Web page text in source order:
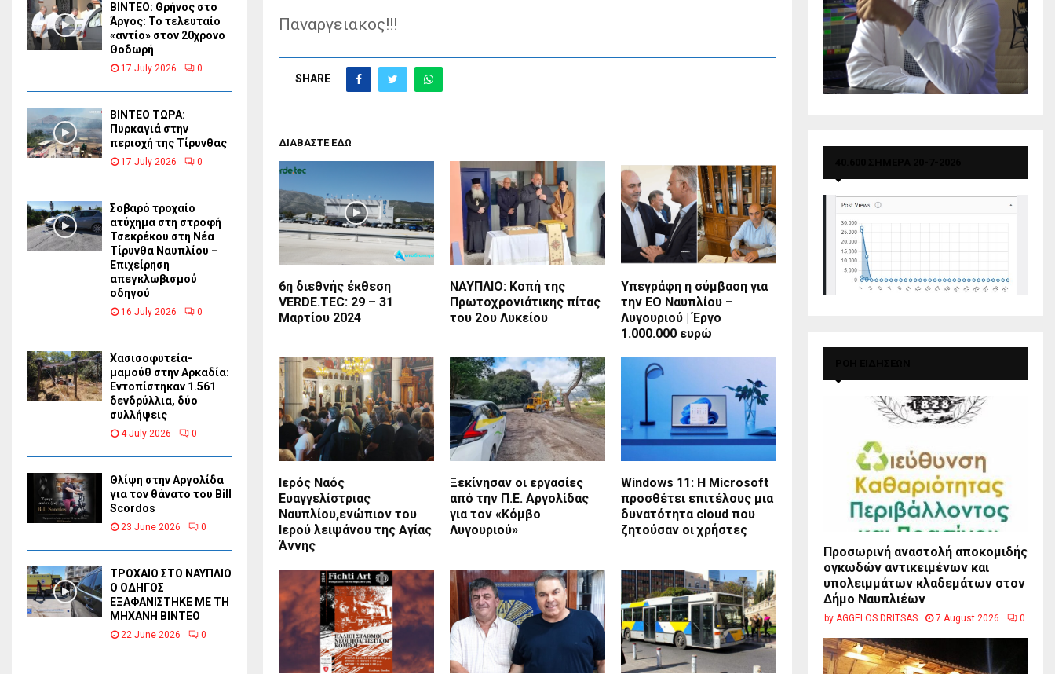
Παναργειακος!!!
SHARE
ΔΙΑΒΑΣΤΕ ΕΔΩ
6η διεθνής έκθεση
VERDE.TEC: 29 – 31
Μαρτίου 2024
ΝΑΥΠΛΙΟ: Κοπή της
Πρωτοχρονιάτικης πίτας
του 2ου Λυκείου
Υπεγράφη η σύμβαση για
την ΕΟ Ναυπλίου –
Λυγουριού | Έργο
1.000.000 ευρώ
Ιερός Ναός
Ευαγγελίστριας
Ναυπλίου,ενώπιον του
Ιερού λειψάνου της Αγίας
Άννης
Ξεκίνησαν οι εργασίες
από την Π.Ε. Αργολίδας
για τον «Κόμβο
Λυγουριού»
Windows 11: Η Microsoft
προσθέτει επιτέλους μια
δυνατότητα cloud που
ζητούσαν οι χρήστες
ΒΙΝΤΕΟ: Θρήνος στο
Άργος: Το τελευταίο
«αντίο» στον 20χρονο
Θοδωρή
17 July 2026 0
ΒΙΝΤΕΟ ΤΩΡΑ:
Πυρκαγιά στην
περιοχή της Τίρυνθας
17 July 2026 0
Σοβαρό τροχαίο
ατύχημα στη στροφή
Τσεκρέκου στη Νέα
Τίρυνθα Ναυπλίου –
Επιχείρηση
απεγκλωβισμού
οδηγού
16 July 2026 0
Χασισοφυτεία-
μαμούθ στην Αρκαδία:
Εντοπίστηκαν 1.561
δενδρύλλια, δύο
συλλήψεις
4 July 2026 0
Θλίψη στην Αργολίδα
για τον θάνατο του Bill
Scordos
23 June 2026 0
ΤΡΟΧΑΙΟ ΣΤΟ ΝΑΥΠΛΙΟ
Ο ΟΔΗΓΟΣ
ΕΞΑΦΑΝΙΣΤΗΚΕ ΜΕ ΤΗ
ΜΗΧΑΝΗ ΒΙΝΤΕΟ
22 June 2026 0
Προσωρινή αναστολή αποκομιδής
ογκωδών αντικειμένων και
υπολειμμάτων κλαδεμάτων στον
Δήμο Ναυπλιέων
by AGGELOS DRITSAS 7 August 2026 0